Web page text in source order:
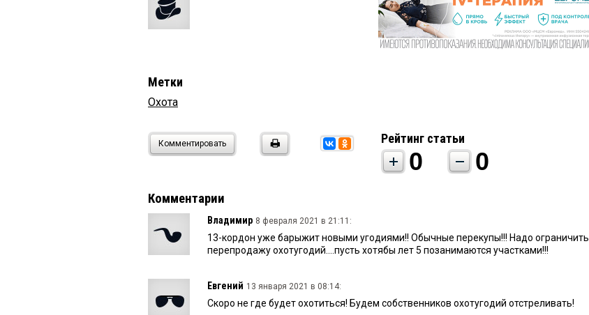
Метки
Охота
Комментировать Рейтинг статьи
0 0
Комментарии
Владимир 8 февраля 2021 в 21:11:
13-кордон уже барыжит новыми угодиями!! Обычные перекупы!!! Надо ограничить
перепродажу охотугодий....пусть хотябы лет 5 позанимаются участками!!!
Евгений 13 января 2021 в 08:14:
Скоро не где будет охотиться! Будем собственников охотугодий отстреливать!